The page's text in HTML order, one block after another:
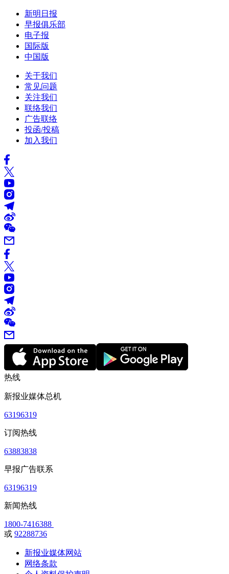
新明日报
早报俱乐部
电子报
国际版
中国版
关于我们
常见问题
关注我们
联络我们
广告联络
投函/投稿
加入我们
热线
新报业媒体总机
63196319
订阅热线
63883838
早报广告联系
63196319
新闻热线
1800-7416388
或 92288736
新报业媒体网站
网络条款